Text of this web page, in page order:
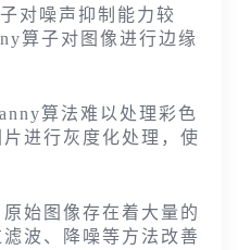
对噪声抑制能力较
算子对图像进行边缘
算法难以处理彩色
进行灰度化处理，使
始图像存在着大量的
波、降噪等方法改善